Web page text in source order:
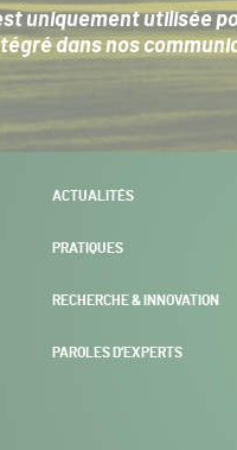
uniquement utilisée
dans nos
ACTUALITÉS
PRATIQUES
RECHERCHE & INNOVATION
PAROLES D’EXPERTS